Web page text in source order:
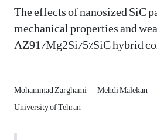
The effects of nanosized SiC
mechanical properties and
AZ91/Mg2Si/5%SiC hybrid
Mohammad Zarghami Mehdi Malekan
University of Tehran